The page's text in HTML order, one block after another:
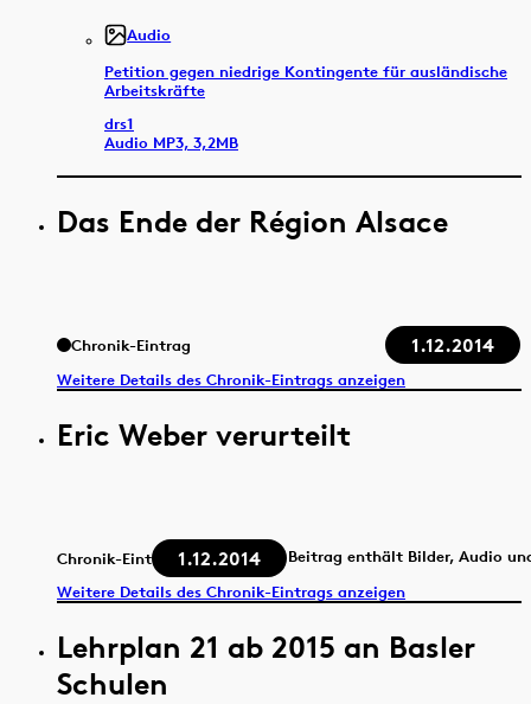
Audio
Petition gegen niedrige Kontingente für ausländische
Arbeitskräfte
drs1
Audio MP3, 3,2MB
Das Ende der Région Alsace
Chronik-Eintrag 1.12.2014
Weitere Details des Chronik-Eintrags anzeigen
Eric Weber verurteilt
Chronik-Eintrag 1.12.2014
Beitrag enthält Bilder, Audio
Weitere Details des Chronik-Eintrags anzeigen
Lehrplan 21 ab 2015 an Basler
Schulen